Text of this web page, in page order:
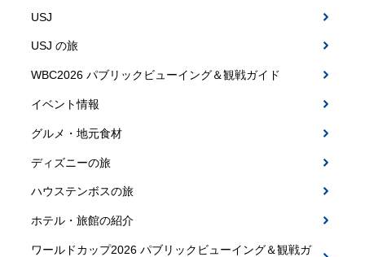
USJ
USJ の旅
WBC2026 パブリックビューイング＆観戦ガイド
イベント情報
グルメ・地元食材
ディズニーの旅
ハウステンボスの旅
ホテル・旅館の紹介
ワールドカップ2026 パブリックビューイング＆観戦ガ